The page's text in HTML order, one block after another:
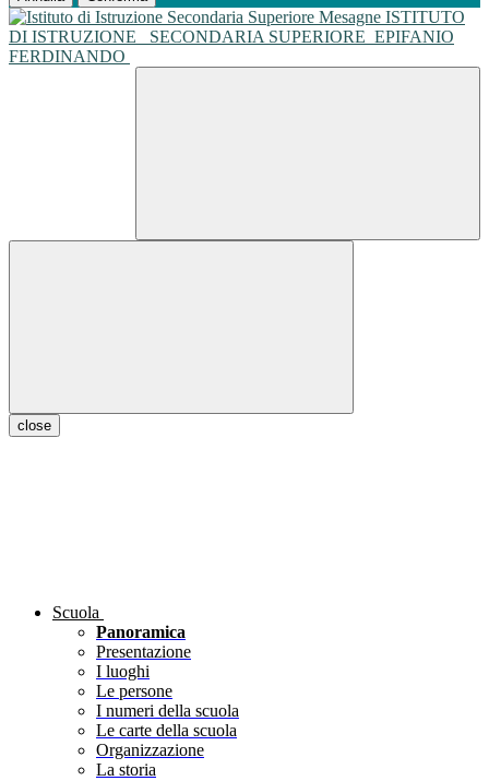
ISTITUTO
DI ISTRUZIONE
SECONDARIA SUPERIORE EPIFANIO
FERDINANDO
close
Scuola
Panoramica
Presentazione
I luoghi
Le persone
I numeri della scuola
Le carte della scuola
Organizzazione
La storia